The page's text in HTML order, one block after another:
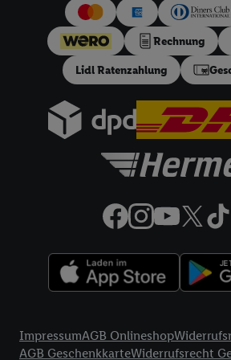
Rechnung
Lidl Ratenzahlung
ImpressumAGB Onlineshop
AGB GeschenkkarteWiderrufsrecht
uns und einem der anderen oben
in einen Hashwert umgewandelte E-Mail-
gemeinsamer Verantwortlichkeit
Zudem erlauben Sie uns, der Utiq SA/NV
in den Lidl-Diensten einzusetzen. Utiq
Ihrer IP-Adresse, ob die Technologie für
Wenn das der Fall ist, gibt Utiq Ihre IP-
Netzbetreiber weiter, der anhand der IP-
Kennung für Utiq erstellt. Wir werden
verwenden, um Sie wiederzuerkennen und
Insbesondere können Sie mittels dieser
Diensten wiedererkannt werden, die von
Nutzung der Utiq-Technologie -